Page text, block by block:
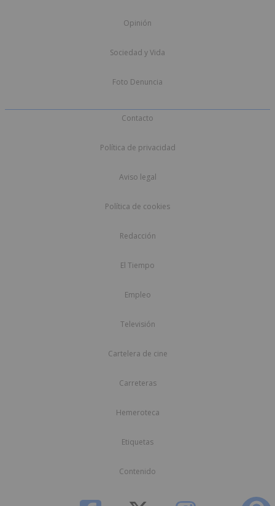
Opinión
Sociedad y Vida
Foto Denuncia
Contacto
Política de privacidad
Aviso legal
Política de cookies
Redacción
El Tiempo
Empleo
Televisión
Cartelera de cine
Carreteras
Hemeroteca
Etiquetas
Contenido